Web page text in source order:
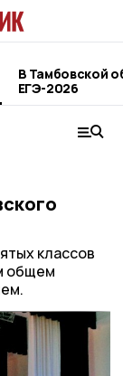
В Тамбовской
ЕГЭ-2026
классов
общем